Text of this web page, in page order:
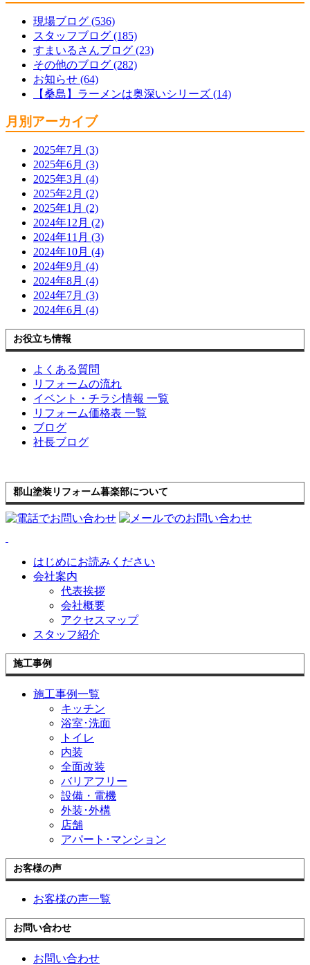
現場ブログ (536)
スタッフブログ (185)
すまいるさんブログ (23)
その他のブログ (282)
お知らせ (64)
【桑島】ラーメンは奥深いシリーズ (14)
月別アーカイブ
2025年7月 (3)
2025年6月 (3)
2025年3月 (4)
2025年2月 (2)
2025年1月 (2)
2024年12月 (2)
2024年11月 (3)
2024年10月 (4)
2024年9月 (4)
2024年8月 (4)
2024年7月 (3)
2024年6月 (4)
お役立ち情報
よくある質問
リフォームの流れ
イベント・チラシ情報 一覧
リフォーム価格表 一覧
ブログ
社長ブログ
郡山塗装リフォーム暮楽部について
はじめにお読みください
会社案内
代表挨拶
会社概要
アクセスマップ
スタッフ紹介
施工事例
施工事例一覧
キッチン
浴室･洗面
トイレ
内装
全面改装
バリアフリー
設備・電機
外装･外構
店舗
アパート･マンション
お客様の声
お客様の声一覧
お問い合わせ
お問い合わせ